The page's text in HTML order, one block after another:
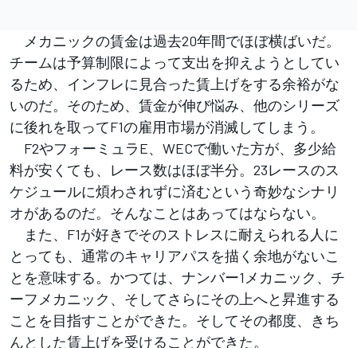
メカニックの賃金は過去20年間でほぼ横ばいだ。
チームは予算制限によって支出を抑えようとしてい
るため、インフレに見合った賃上げをする余裕がな
いのだ。そのため、賃金が伸び悩み、他のシリーズ
に後れを取ってF1の雇用市場が消滅してしまう。
F2やフォーミュラE、WECで働いた方が、多少給
料が安くても、レース数はほぼ半分。23レースのス
ケジュールに煩わされずに済むという奇妙なシナリ
オがあるのだ。そんなことはあってはならない。
また、F1が好きでそのストレスに耐えられる人に
とっても、通常のキャリアパスを描く余地がないこ
とを意味する。かつては、ナンバー1メカニック、チ
ーフメカニック、そしてさらにその上へと昇進する
ことを目指すことができた。そしてその都度、きち
んとした賃上げを受けることができた。